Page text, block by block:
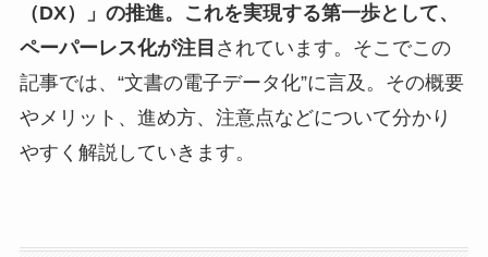
（DX）」の推進。これを実現する第一歩として、
ペーパーレス化が注目 されています。そこでこの
記事では、“文書の電子データ化”に言及。その概要
やメリット、進め方、注意点などについて分かり
やすく解説していきます。